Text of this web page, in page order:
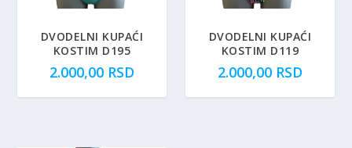
DVODELNI KUPAĆI
KOSTIM D195
2.000,00 RSD
DVODELNI KUPAĆI
KOSTIM D119
2.000,00 RSD